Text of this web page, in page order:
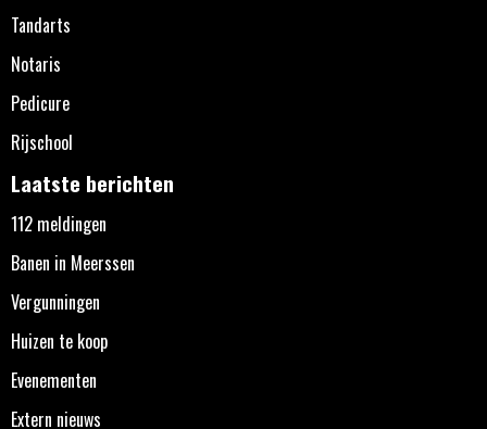
Tandarts
Notaris
Pedicure
Rijschool
Laatste berichten
112 meldingen
Banen in Meerssen
Vergunningen
Huizen te koop
Evenementen
Extern nieuws